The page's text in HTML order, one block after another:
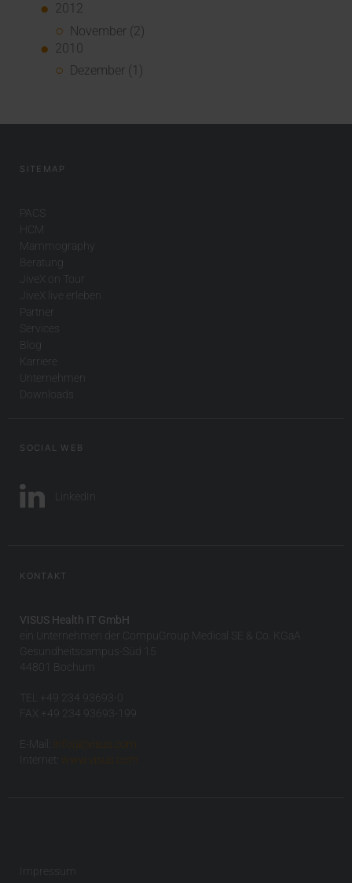
2012
November (2)
2010
Dezember (1)
SITEMAP
PACS
HCM
Mammography
Beratung
JiveX on Tour
JiveX live erleben
Partner
Services
Blog
Karriere
Unternehmen
Downloads
SOCIAL WEB
LinkedIn
KONTAKT
VISUS Health IT GmbH
ein Unternehmen der CompuGroup Medical SE & Co. KGaA
Gesundheitscampus-Süd 15
44801 Bochum
TEL +49 234 93693-0
FAX +49 234 93693-199
E-Mail:
info(at)visus.com
Internet:
www.visus.com
Impressum